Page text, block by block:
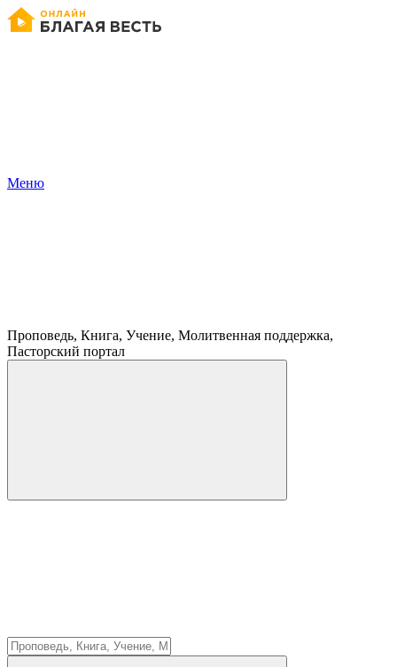
Меню
Проповедь, Книга, Учение, Молитвенная поддержка,
Пасторский портал